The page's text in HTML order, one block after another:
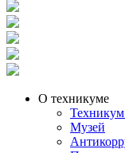
О техникуме
Техникум
Музей